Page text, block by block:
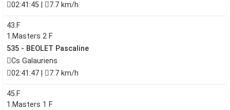
02:41:45 | 7.7 km/h
43.F
1.Masters 2 F
535 - BEOLET Pascaline
Cs Galauriens
02:41:47 |
7.7 km/h
45.F
1.Masters 1 F